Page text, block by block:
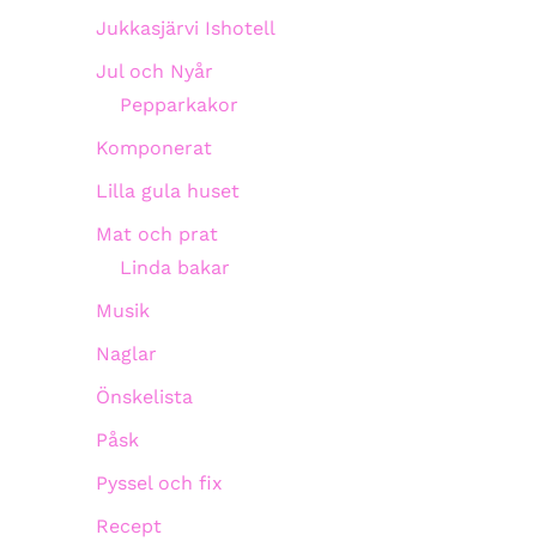
Jukkasjärvi Ishotell
Jul och Nyår
Pepparkakor
Komponerat
Lilla gula huset
Mat och prat
Linda bakar
Musik
Naglar
Önskelista
Påsk
Pyssel och fix
Recept